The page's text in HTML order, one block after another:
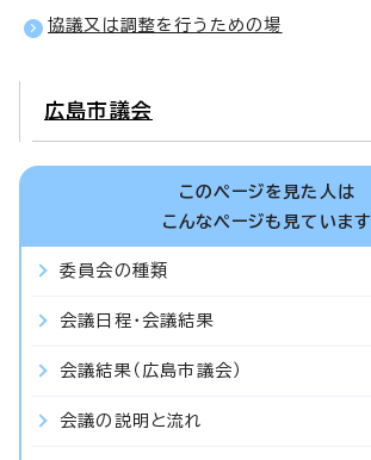
協議又は調整を行うための場
広島市議会
このページを見た人は
こんなページも見ています
委員会の種類
会議日程・会議結果
会議結果（広島市議会）
会議の説明と流れ